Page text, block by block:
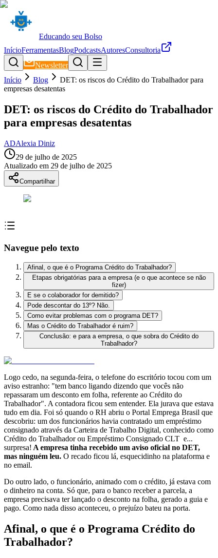
Educando seu Bolso
InícioFerramentasBlogPodcastsAutoresConsultoria
Newsletter
Início
Blog
DET: os riscos do Crédito do Trabalhador para
empresas desatentas
DET: os riscos do Crédito do Trabalhador
para empresas desatentas
ADAlexia Diniz
29 de julho de 2025
Atualizado em 29 de julho de 2025
Compartilhar
Navegue pelo texto
Afinal, o que é o Programa Crédito do Trabalhador?
Etapas obrigatórias para a empresa (e o que acontece se não
fizer)
E se o colaborador for demitido?
Pode descontar do 13º? Não.
Como evitar problemas com o programa DET?
Mas o Crédito do Trabalhador é ruim?
Conclusão: e para a empresa, o que sobra do Crédito do
Trabalhador?
Logo cedo, na segunda-feira, o telefone do escritório tocou com um
aviso estranho: "tem banco ligando dizendo que vocês não
repassaram um desconto em folha, referente ao Crédito do
Trabalhador". A contadora ficou sem entender. Ela jurava que estava
tudo em dia. Foi só quando o RH abriu o Portal Emprega Brasil que
descobriu: um dos funcionários havia contratado um empréstimo
consignado através da Carteira de Trabalho Digital, conhecido como
Crédito do Trabalhador ou Empréstimo Consignado CLT e...
surpresa! A empresa tinha recebido um aviso oficial no DET,
mas ninguém leu. O recado ficou lá, esquecidinho na plataforma e
no email.
Do outro lado, o funcionário, animado com o crédito, já estava com
o dinheiro na conta. Só que, para o banco receber a parcela, a
empresa precisava ter lançado o desconto na folha, gerado a guia e
pago. Como nada disso aconteceu, o prejuízo bateu na porta.
Afinal, o que é o Programa Crédito do
Trabalhador?